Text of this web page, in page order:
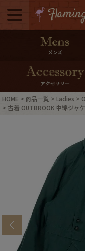
メニュー
ログイン・会員登録
ご利用ガイド
店舗紹介
ブランドから探す
メンズ
アクセサリー
HOME 商品一覧 Ladies
古着 OUTBROOK 中綿ジャ